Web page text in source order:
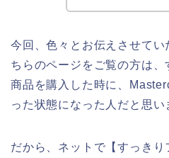
今回、色々とお伝えさせてい
ちらのページをご覧の方は
商品を購入した時に、
った状態になった人だと思い
だから、ネットで【すっきり